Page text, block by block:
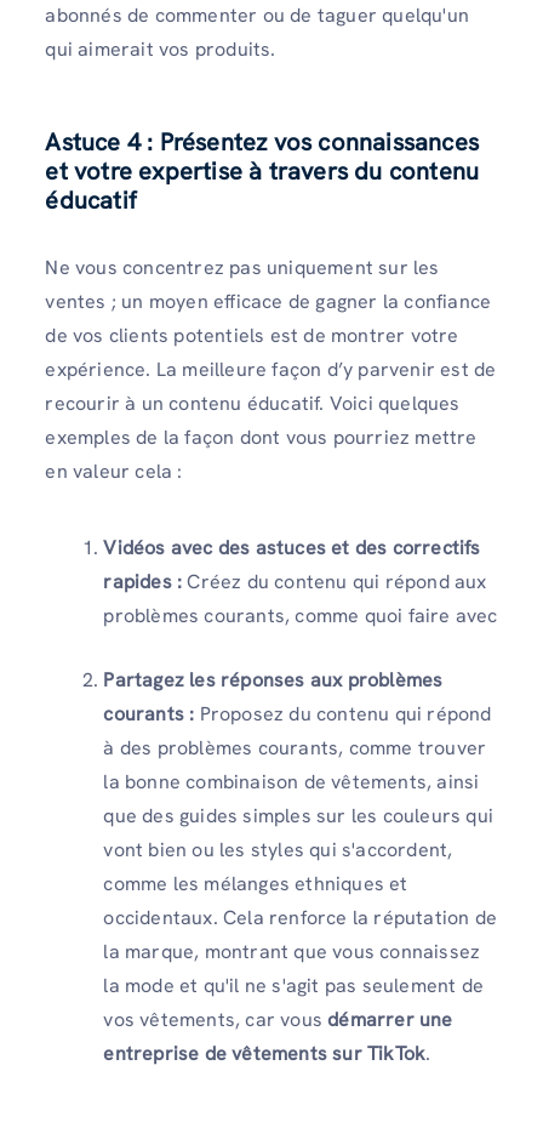
abonnés de commenter ou de taguer quelqu'un
qui aimerait vos produits.
Astuce 4 : Présentez vos connaissances
et votre expertise à travers du contenu
éducatif
Ne vous concentrez pas uniquement sur les
ventes ; un moyen efficace de gagner la confiance
de vos clients potentiels est de montrer votre
expérience. La meilleure façon d’y parvenir est de
recourir à un contenu éducatif. Voici quelques
exemples de la façon dont vous pourriez mettre
en valeur cela :
Vidéos avec des astuces et des correctifs
rapides :Créez du contenu qui répond aux
problèmes courants, comme quoi faire avec
Partagez les réponses aux problèmes
courants : Proposez du contenu qui répond
à des problèmes courants, comme trouver
la bonne combinaison de vêtements, ainsi
que des guides simples sur les couleurs qui
vont bien ou les styles qui s'accordent,
comme les mélanges ethniques et
occidentaux. Cela renforce la réputation de
la marque, montrant que vous connaissez
la mode et qu'il ne s'agit pas seulement de
vos vêtements, car vousdémarrer une
entreprise de vêtements sur TikTok.